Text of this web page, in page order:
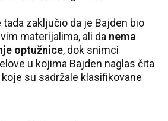
zaključio da je Bajden bio
materijalima, ali da nema
optužnice, dok snimci
u kojima Bajden naglas čita
koje su sadržale klasifikovane